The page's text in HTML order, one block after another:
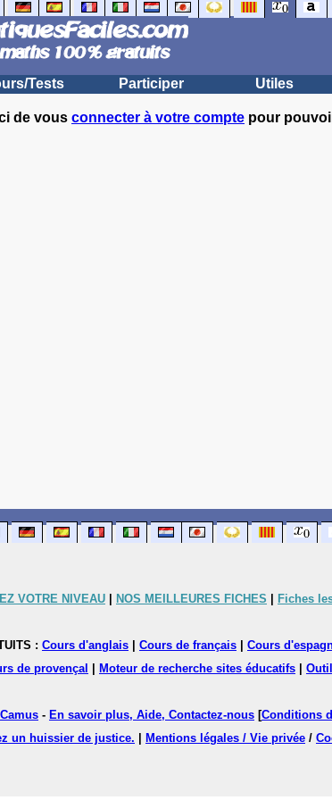
Tests Participer Utiles
de vous connecter à votre compte pour
VOTRE NIVEAU NOS MEILLEURES FICHES Fiches
: Cours d'anglais Cours de français Cours
de provençal Moteur de recherche sites éducatifs
- En savoir plus, Aide, Contactez-nous [Conditions
un huissier de justice.
Mentions légales / Vie privée /